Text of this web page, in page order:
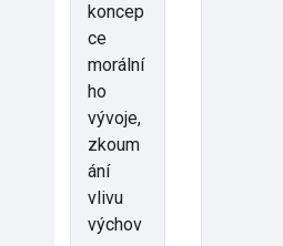
koncep
ce
morální
ho
vývoje,
zkoum
ání
vlivu
výchov